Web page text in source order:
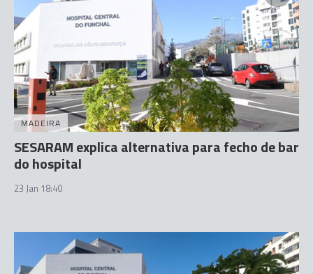
MADEIRA
SESARAM explica alternativa para fecho de bar
do hospital
23 Jan 18:40